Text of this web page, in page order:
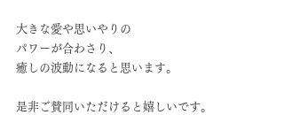
大きな愛や思いやりの
パワーが合わさり、
癒しの波動になると思います。
是非ご賛同いただけると嬉しいです。